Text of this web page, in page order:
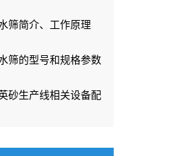
筛简介、工作原理
筛的型号和规格参数
砂生产线相关设备配